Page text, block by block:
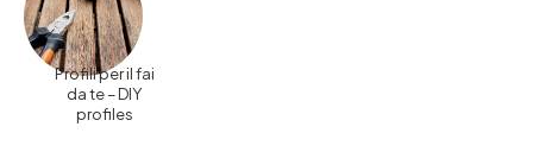
Profili per il fai
da te – DIY
profiles